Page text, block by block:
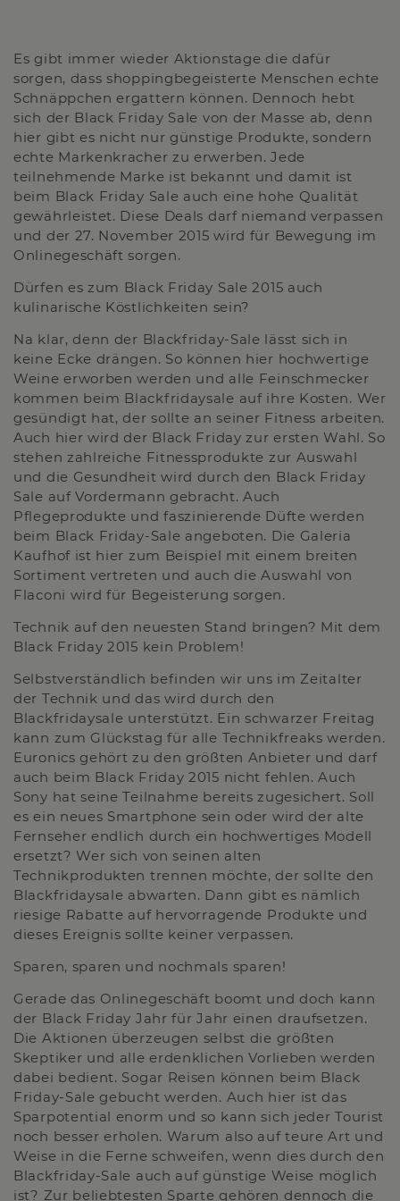
Es gibt immer wieder Aktionstage die dafür
sorgen, dass shoppingbegeisterte Menschen echte
Schnäppchen ergattern können. Dennoch hebt
sich der Black Friday Sale von der Masse ab, denn
hier gibt es nicht nur günstige Produkte, sondern
echte Markenkracher zu erwerben. Jede
teilnehmende Marke ist bekannt und damit ist
beim Black Friday Sale auch eine hohe Qualität
gewährleistet. Diese Deals darf niemand verpassen
und der 27. November 2015 wird für Bewegung im
Onlinegeschäft sorgen.
Dürfen es zum Black Friday Sale 2015 auch
kulinarische Köstlichkeiten sein?
Na klar, denn der Blackfriday-Sale lässt sich in
keine Ecke drängen. So können hier hochwertige
Weine erworben werden und alle Feinschmecker
kommen beim Blackfridaysale auf ihre Kosten. Wer
gesündigt hat, der sollte an seiner Fitness arbeiten.
Auch hier wird der Black Friday zur ersten Wahl. So
stehen zahlreiche Fitnessprodukte zur Auswahl
und die Gesundheit wird durch den Black Friday
Sale auf Vordermann gebracht. Auch
Pflegeprodukte und faszinierende Düfte werden
beim Black Friday-Sale angeboten. Die Galeria
Kaufhof ist hier zum Beispiel mit einem breiten
Sortiment vertreten und auch die Auswahl von
Flaconi wird für Begeisterung sorgen.
Technik auf den neuesten Stand bringen? Mit dem
Black Friday 2015 kein Problem!
Selbstverständlich befinden wir uns im Zeitalter
der Technik und das wird durch den
Blackfridaysale unterstützt. Ein schwarzer Freitag
kann zum Glückstag für alle Technikfreaks werden.
Euronics gehört zu den größten Anbieter und darf
auch beim Black Friday 2015 nicht fehlen. Auch
Sony hat seine Teilnahme bereits zugesichert. Soll
es ein neues Smartphone sein oder wird der alte
Fernseher endlich durch ein hochwertiges Modell
ersetzt? Wer sich von seinen alten
Technikprodukten trennen möchte, der sollte den
Blackfridaysale abwarten. Dann gibt es nämlich
riesige Rabatte auf hervorragende Produkte und
dieses Ereignis sollte keiner verpassen.
Sparen, sparen und nochmals sparen!
Gerade das Onlinegeschäft boomt und doch kann
der Black Friday Jahr für Jahr einen draufsetzen.
Die Aktionen überzeugen selbst die größten
Skeptiker und alle erdenklichen Vorlieben werden
dabei bedient. Sogar Reisen können beim Black
Friday-Sale gebucht werden. Auch hier ist das
Sparpotential enorm und so kann sich jeder Tourist
noch besser erholen. Warum also auf teure Art und
Weise in die Ferne schweifen, wenn dies durch den
Blackfriday-Sale auch auf günstige Weise möglich
ist? Zur beliebtesten Sparte gehören dennoch die